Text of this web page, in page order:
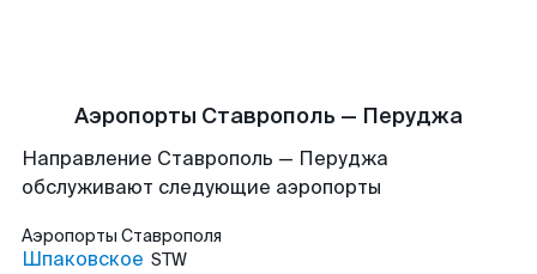
Аэропорты Ставрополь — Перуджа
Направление Ставрополь — Перуджа
обслуживают следующие аэропорты
Аэропорты Ставрополя
Шпаковское STW